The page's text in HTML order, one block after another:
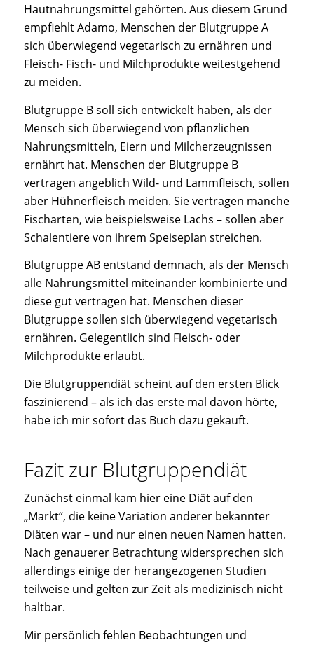
Hautnahrungsmittel gehörten. Aus diesem Grund
empfiehlt Adamo, Menschen der Blutgruppe A
sich überwiegend vegetarisch zu ernähren und
Fleisch- Fisch- und Milchprodukte weitestgehend
zu meiden.
Blutgruppe B soll sich entwickelt haben, als der
Mensch sich überwiegend von pflanzlichen
Nahrungsmitteln, Eiern und Milcherzeugnissen
ernährt hat. Menschen der Blutgruppe B
vertragen angeblich Wild- und Lammfleisch, sollen
aber Hühnerfleisch meiden. Sie vertragen manche
Fischarten, wie beispielsweise Lachs – sollen aber
Schalentiere von ihrem Speiseplan streichen.
Blutgruppe AB entstand demnach, als der Mensch
alle Nahrungsmittel miteinander kombinierte und
diese gut vertragen hat. Menschen dieser
Blutgruppe sollen sich überwiegend vegetarisch
ernähren. Gelegentlich sind Fleisch- oder
Milchprodukte erlaubt.
Die Blutgruppendiät scheint auf den ersten Blick
faszinierend – als ich das erste mal davon hörte,
habe ich mir sofort das Buch dazu gekauft.
Fazit zur Blutgruppendiät
Zunächst einmal kam hier eine Diät auf den
„Markt“, die keine Variation anderer bekannter
Diäten war – und nur einen neuen Namen hatten.
Nach genauerer Betrachtung widersprechen sich
allerdings einige der herangezogenen Studien
teilweise und gelten zur Zeit als medizinisch nicht
haltbar.
Mir persönlich fehlen Beobachtungen und